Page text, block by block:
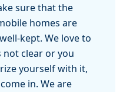
sure that the
homes are
kept. We love to
clear or you
yourself with it,
in. We are